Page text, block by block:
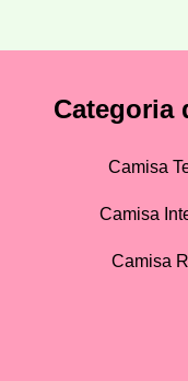
Categoria
Camisa
Camisa
Camisa